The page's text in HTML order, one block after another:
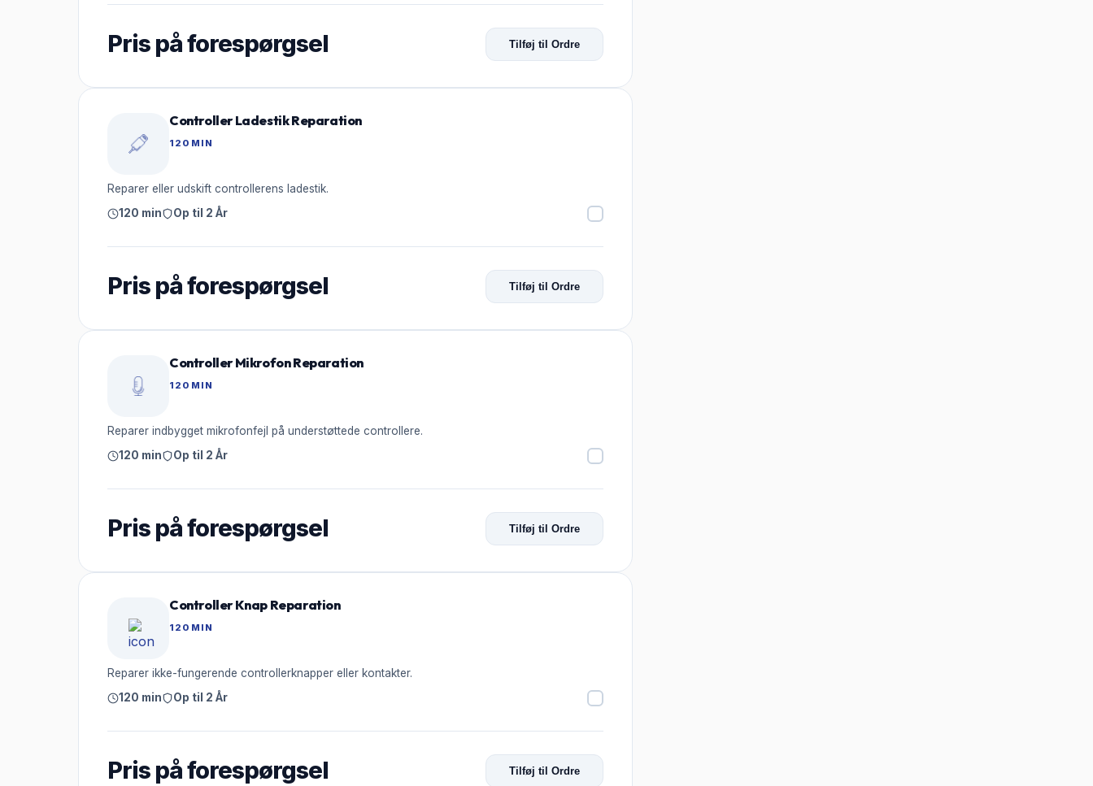
Pris på forespørgsel Tilføj til Ordre
Controller Ladestik Reparation
120 MIN
Reparer eller udskift controllerens ladestik.
120 min
Op til 2 År
Pris på forespørgsel Tilføj til Ordre
Controller Mikrofon Reparation
120 MIN
Reparer indbygget mikrofonfejl på understøttede controllere.
120 min
Op til 2 År
Pris på forespørgsel Tilføj til Ordre
Controller Knap Reparation
120 MIN
Reparer ikke-fungerende controllerknapper eller kontakter.
120 min
Op til 2 År
Pris på forespørgsel Tilføj til Ordre